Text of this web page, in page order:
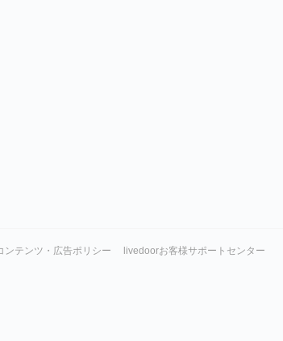
ンテンツ・広告ポリシー livedoorお客様サポートセンター